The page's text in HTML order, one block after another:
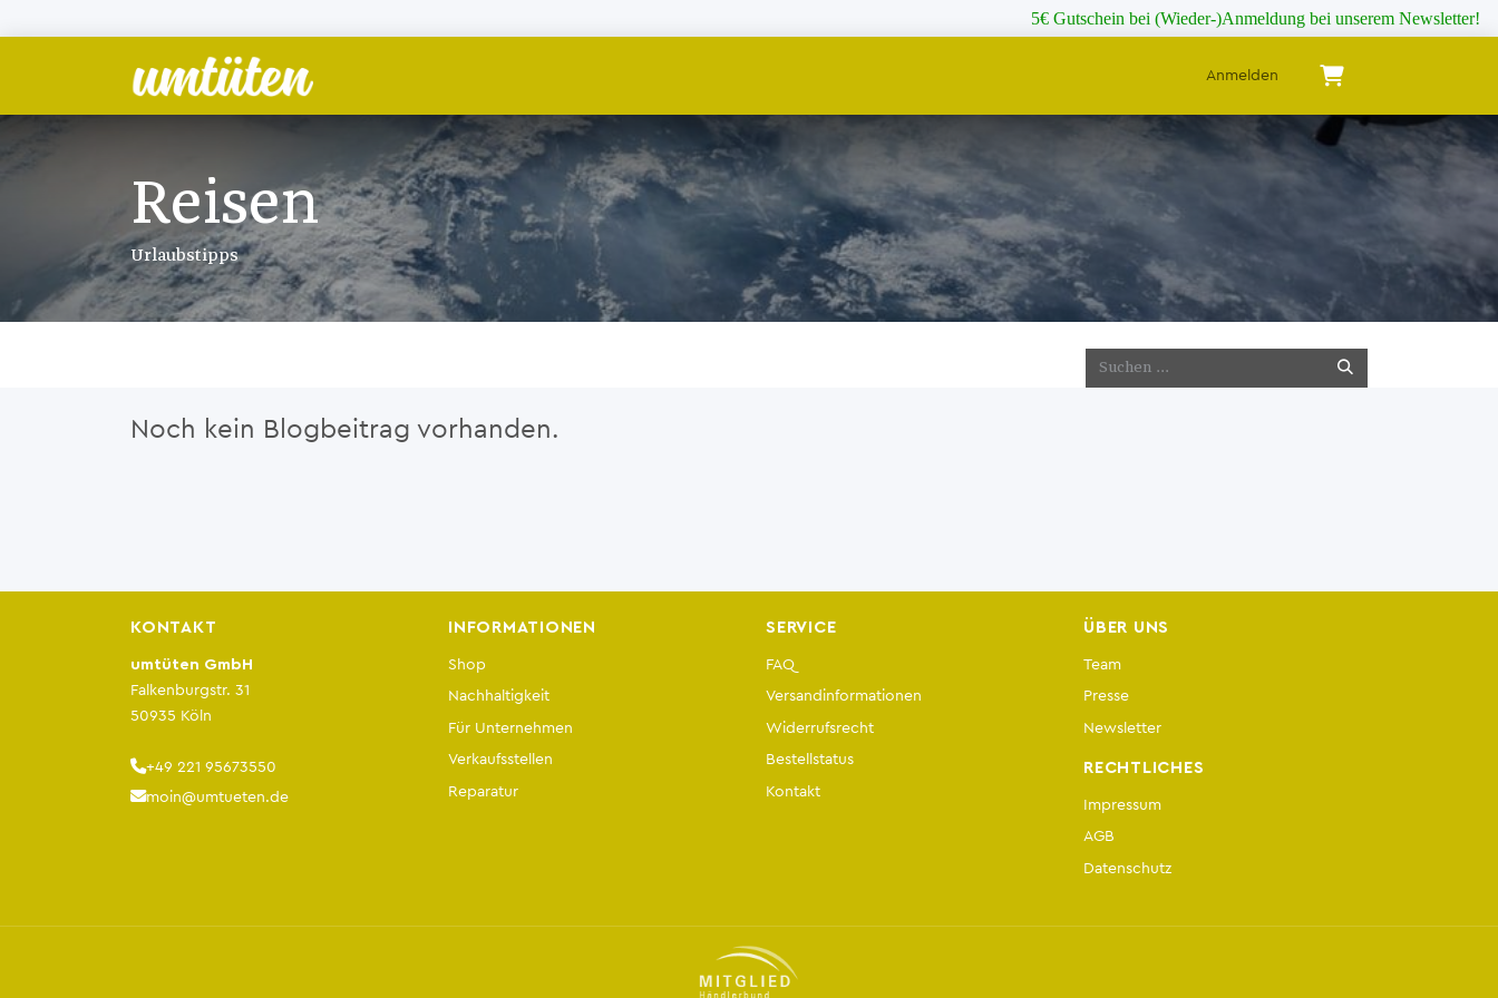
5€ Gutschein bei (Wieder-)Anmeldung bei unserem Newsletter!
Anmelden
Reisen
Urlaubstipps
Noch kein Blogbeitrag vorhanden.
KONTAKT
umtüten GmbH
Falkenburgstr. 31
50935 Köln
+49 221 95673550
moin@umtueten.de
INFORMATIONEN
Shop
Nachhaltigkeit
Für Unternehmen
Verkaufsstellen
Reparatur
SERVICE
FAQ
Versandinformationen
Widerrufsrecht
Bestellstatus
Kontakt
ÜBER UNS
Team
Presse
Newsletter
RECHTLICHES
Impressum
AGB
Datenschutz